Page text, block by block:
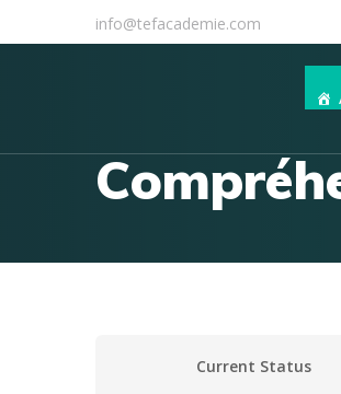
info@tefacademie.com
Current Status